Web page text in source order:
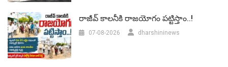
రాజీవ్ కాలనీకి రాజయోగం పట్టిస్తాం..!
07-08-2026 dharshininews